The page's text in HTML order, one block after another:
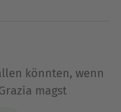
könnten, wenn
magst